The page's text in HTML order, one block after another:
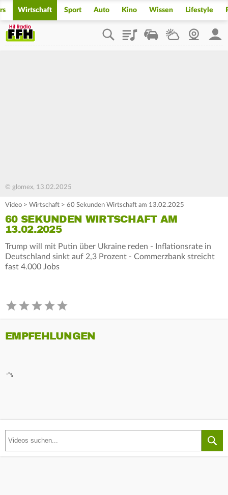
Wirtschaft Sport Auto Kino Wissen Lifestyle
PlaylistStaupilotWetterWebcam
© glomex, 13.02.2025
Video > Wirtschaft > 60 Sekunden Wirtschaft am 13.02.2025
60 SEKUNDEN WIRTSCHAFT AM
13.02.2025
Trump will mit Putin über Ukraine reden - Inflationsrate in
Deutschland sinkt auf 2,3 Prozent - Commerzbank streicht
fast 4.000 Jobs
EMPFEHLUNGEN